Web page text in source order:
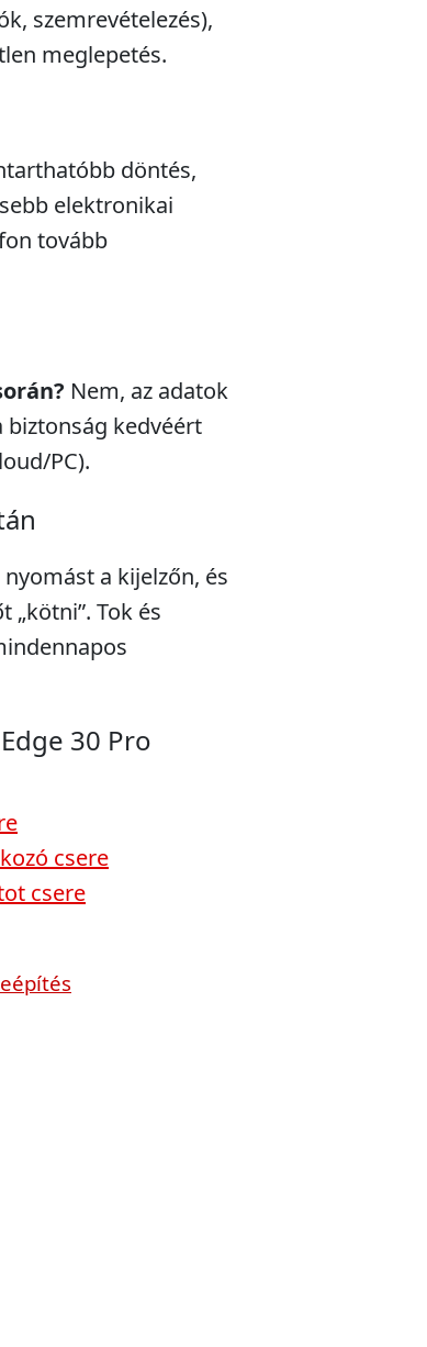
szemrevételezés),
meglepetés.
döntés,
elektronikai
tovább
Nem, az adatok
kedvéért
PC).
a kijelzőn, és
„kötni”. Tok és
30 Pro
csere
csere